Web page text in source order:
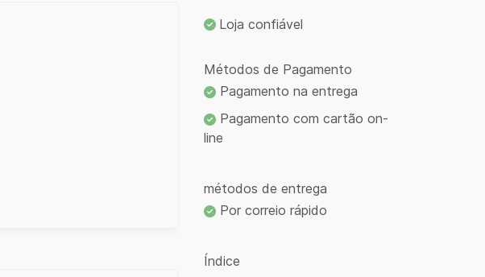
Loja confiável
Métodos de Pagamento
Pagamento na entrega
Pagamento com cartão on-
line
métodos de entrega
Por correio rápido
Índice